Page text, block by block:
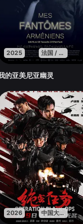
2025 法国 / 亚美尼亚 / 卡塔尔
的亚美尼亚幽灵
2026 中国大陆